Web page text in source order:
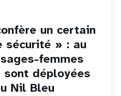
un certain
sécurité » : au
femmes
sont déployées
Nil Bleu